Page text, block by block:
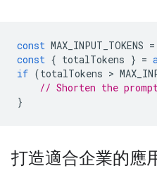
const MAX_INPUT_TOKENS =
const { totalTokens } =
if (totalTokens >
// Shorten the
}
打造適合企業的應